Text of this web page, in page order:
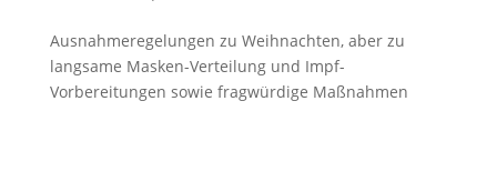
Ausnahmeregelungen zu Weihnachten, aber zu
langsame Masken-Verteilung und Impf-
Vorbereitungen sowie fragwürdige Maßnahmen